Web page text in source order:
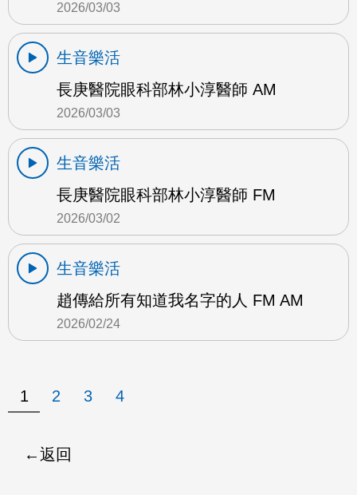
2026/03/03
生音樂活
長庚醫院眼科部林小淳醫師 AM
2026/03/03
生音樂活
長庚醫院眼科部林小淳醫師 FM
2026/03/02
生音樂活
趙傳給所有知道我名字的人 FM AM
2026/02/24
1 2 3 4
返回